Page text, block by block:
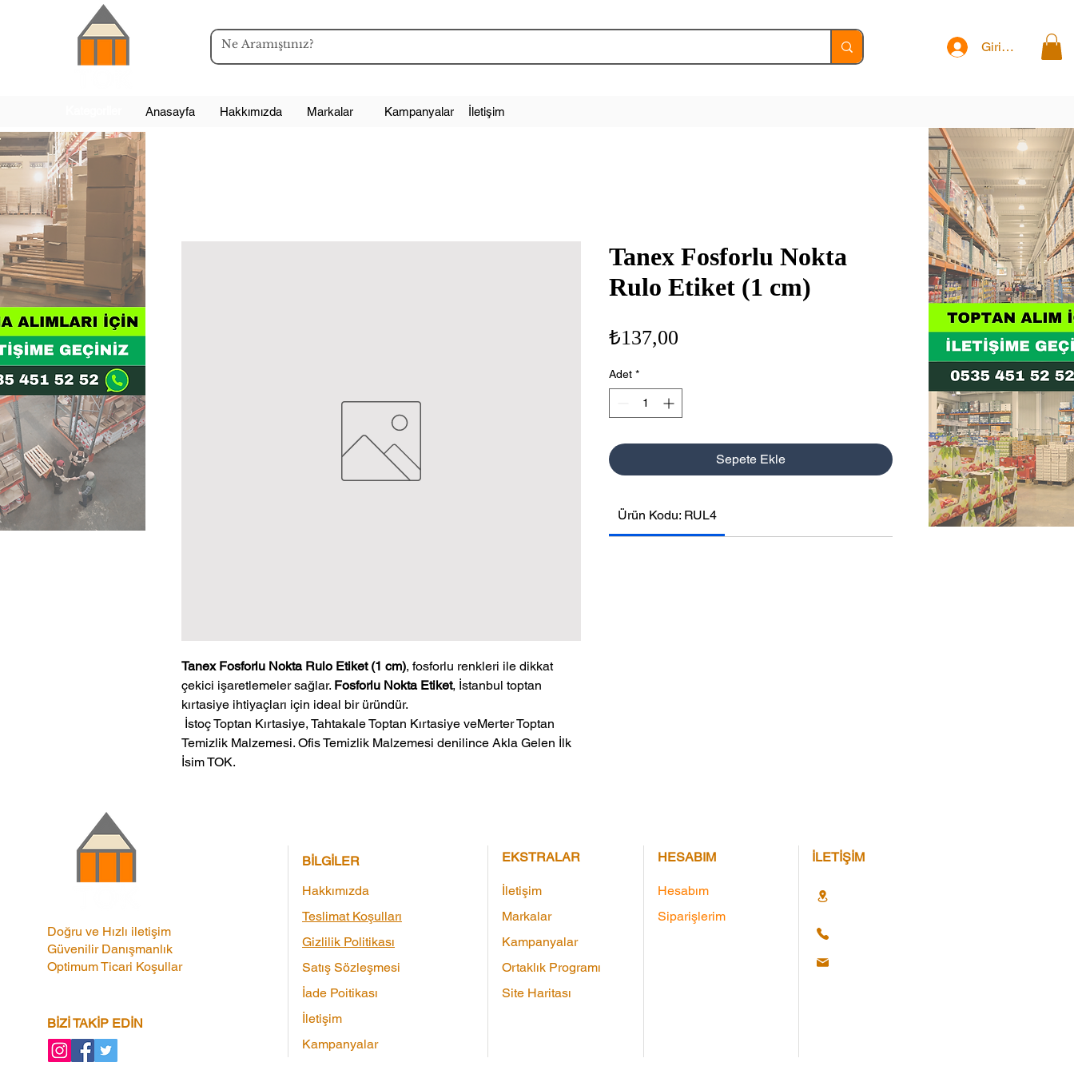
Giriş Yap
Anasayfa Hakkımızda Markalar Kampanyalar İletişim
Tanex Fosforlu Nokta Rulo Etiket (1 cm), fosforlu renkleri ile dikkat
çekici işaretlemeler sağlar. Fosforlu Nokta Etiket, İstanbul toptan
kırtasiye ihtiyaçları için ideal bir üründür.
Temizlik Malzemesi. Ofis Temizlik Malzemesi denilince Akla Gelen İlk
İsim TOK.
Tanex Fosforlu Nokta
Rulo Etiket (1 cm)
₺137,00
Adet *
Sepete Ekle
Ürün Kodu: RUL4
Doğru ve Hızlı iletişim
Güvenilir Danışmanlık
Optimum Ticari Koşullar
BİZİ TAKİP EDİN
BİLGİLER
Hakkımızda
Teslimat Koşulları
Gizlilik Politikası
Satış Sözleşmesi
İade Poitikası
İletişim
Kampanyalar
EKSTRALAR
İletişim
Markalar
Kampanyalar
Ortaklık Programı
Site Haritası
HESABIM
Hesabım
Siparişlerim
İLETİŞİM